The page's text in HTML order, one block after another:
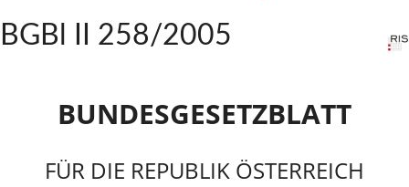
BGBl II 258/2005
BUNDESGESETZBLATT
FÜR DIE REPUBLIK ÖSTERREICH